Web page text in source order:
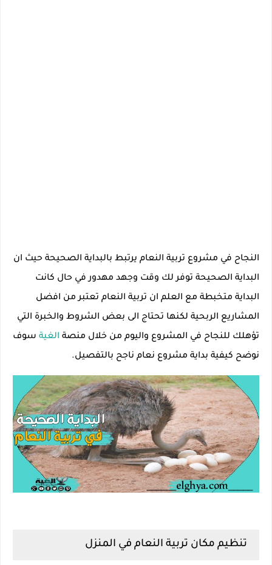
النجاح في مشروع تربية النعام يرتبط بالبداية الصحيحة حيث ان
البداية الصحيحة توفر لك وقت وجهد مهدور في حال كانت
البداية متخبطة مع العلم ان تربية النعام تعتبر من افضل
المشاريع الربحية لكنها تحتاج الى بعض الشروط والخبرة التي
تؤهلك للنجاح في المشروع واليوم من خلال منصة الغية سوف
نوضح كيفية بداية مشروع نعام ناجح بالتفصيل.
تنظيم مكان تربية النعام في المنزل